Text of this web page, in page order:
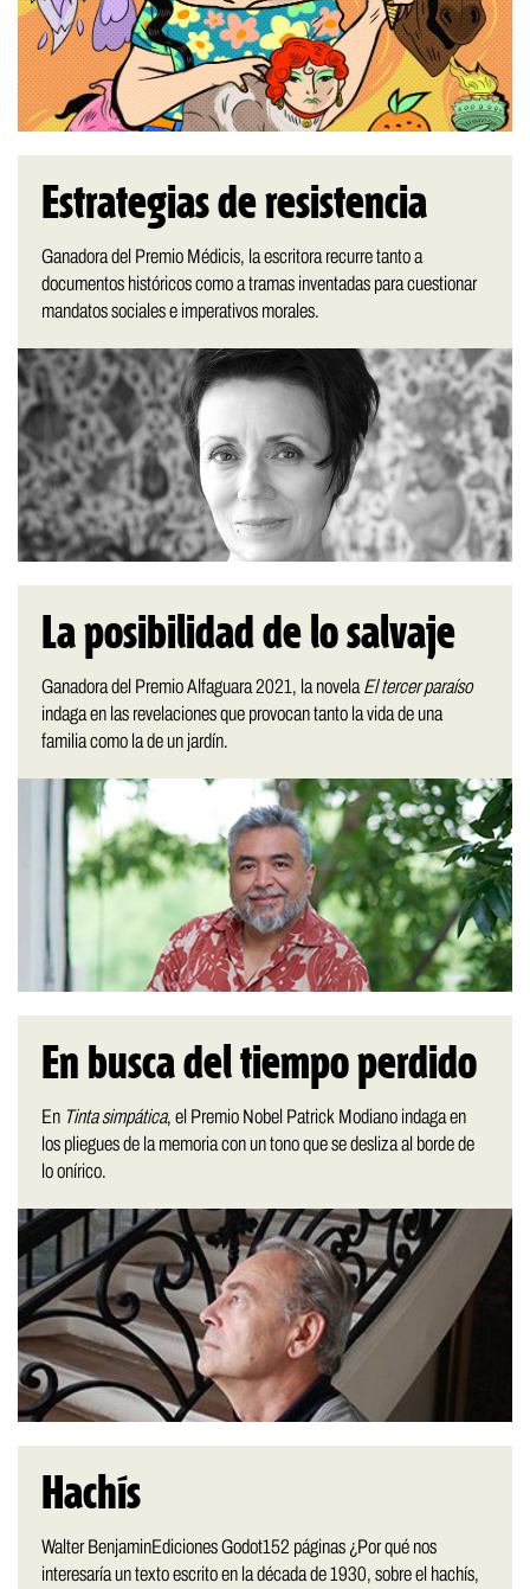
Estrategias de resistencia
Ganadora del Premio Médicis, la escritora recurre tanto a
documentos históricos como a tramas inventadas para cuestionar
mandatos sociales e imperativos morales.
La posibilidad de lo salvaje
Ganadora del Premio Alfaguara 2021, la novelaEl tercer paraíso
indaga en las revelaciones que provocan tanto la vida de una
familia como la de un jardín.
En busca del tiempo perdido
En Tinta simpática, el Premio Nobel Patrick Modiano indaga en
los pliegues de la memoria con un tono que se desliza al borde de
lo onírico.
Hachís
Walter BenjaminEdiciones Godot152 páginas ¿Por qué nos
interesaría un texto escrito en la década de 1930, sobre el hachís,